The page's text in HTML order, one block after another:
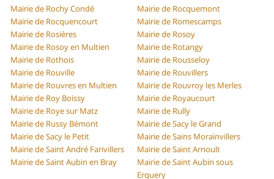
Mairie de Rochy Condé
Mairie de Rocquemont
Mairie de Rocquencourt
Mairie de Romescamps
Mairie de Rosières
Mairie de Rosoy
Mairie de Rosoy en Multien
Mairie de Rotangy
Mairie de Rothois
Mairie de Rousseloy
Mairie de Rouville
Mairie de Rouvillers
Mairie de Rouvres en Multien
Mairie de Rouvroy les Merles
Mairie de Roy Boissy
Mairie de Royaucourt
Mairie de Roye sur Matz
Mairie de Rully
Mairie de Russy Bémont
Mairie de Sacy le Grand
Mairie de Sacy le Petit
Mairie de Sains Morainvillers
Mairie de Saint André Farivillers
Mairie de Saint Arnoult
Mairie de Saint Aubin en Bray
Mairie de Saint Aubin sous
Erquery